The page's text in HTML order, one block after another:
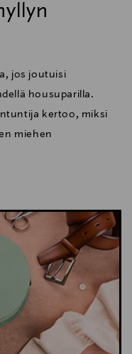
jos joutuisi
housuparilla.
kertoo, miksi
miehen